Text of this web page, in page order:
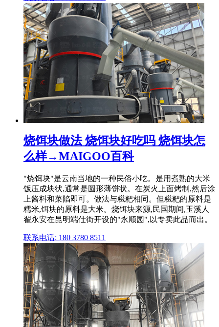
烧饵块做法 烧饵块好吃吗 烧饵块怎
么样→MAIGOO百科
"烧饵块"是云南当地的一种民俗小吃。是用煮熟的大米
饭压成块状,通常是圆形薄饼状。在炭火上面烤制,然后涂
上酱料和菜陷即可。做法与糍粑相同。但糍粑的原料是
糯米,饵块的原料是大米。烧饵块来源,民国期间,玉溪人
翟永安在昆明端仕街开设的"永顺园",以专卖此品而出。
联系电话: 180 3780 8511